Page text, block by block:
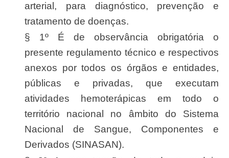
arterial, para diagnóstico, prevenção e
tratamento de doenças.
§ 1º É de observância obrigatória o
presente regulamento técnico e respectivos
anexos por todos os órgãos e entidades,
públicas e privadas, que executam
atividades hemoterápicas em todo o
território nacional no âmbito do Sistema
Nacional de Sangue, Componentes e
Derivados (SINASAN).